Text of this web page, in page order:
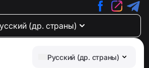
Русский (др. страны)
(др. страны)
·
приложение для защиты от
спама и нежелательных